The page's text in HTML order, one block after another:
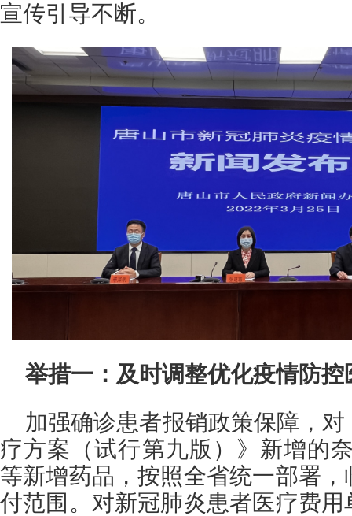
宣传引导不断。
举措一：及时调整优化疫情防
加强确诊患者报销政策保障，
疗方案（试行第九版）》新增的
等新增药品，按照全省统一部署
付范围。对新冠肺炎患者医疗费